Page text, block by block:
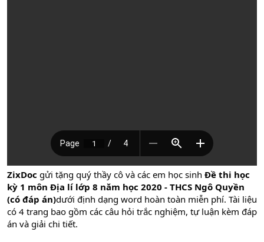
ZixDoc gửi tặng quý thầy cô và các em học sinh Đề thi học
kỳ 1 môn Địa lí lớp 8 năm học 2020 - THCS Ngô Quyền
(có đáp án)dưới định dạng word hoàn toàn miễn phí. Tài liệu
có 4 trang bao gồm các câu hỏi trắc nghiệm, tự luận kèm đáp
án và giải chi tiết.